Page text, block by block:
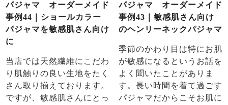
パジャマ オーダーメイド
事例44｜ショールカラー
パジャマを敏感肌さん向け
に
当店では天然繊維にこだわ
り肌触りの良い生地をたく
さん取り揃えております。
ですが、敏感肌さんにとっ
パジャマ オーダーメイド
事例43｜敏感肌さん向け
のヘンリーネックパジャマ
季節のかわり目は特にお肌
が敏感になるというお話を
よく聞いたことがありま
す。長い時間を着て過ごす
パジャマだからこそお肌に